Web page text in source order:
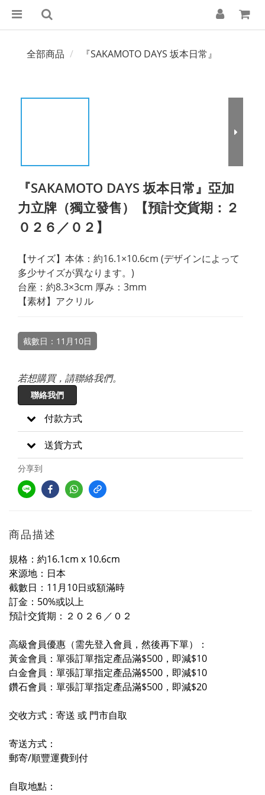
全部商品 『SAKAMOTO DAYS 坂本日常』
『SAKAMOTO DAYS 坂本日常』亞加
力立牌（獨立發售）【預計交貨期：２
０２６／０２】
【サイズ】本体：約16.1×10.6cm (デザインによって
多少サイズが異なります。)
台座：約8.3×3cm 厚み：3mm
【素材】アクリル
截數日：11月10日
若想購買，請聯絡我們。
聯絡我們
付款方式
送貨方式
分享到
商品描述
規格：約16.1cm x 10.6cm
來源地：日本
截數日：11月10日或額滿時
訂金：50%或以上
預計交貨期： ２０２ ６ ／０ ２
高級會員優惠（需先登入會員，然後再下單）：
黃金會員：單張訂單指定產品滿$500，即減$10
白金會員：單張訂單指定產品滿$500，即減$10
鑽石會員：單張訂單指定產品滿$500，即減$20
交收方式：寄送 或 門市自取
寄送方式：
郵寄/順豐運費到付
自取地點：